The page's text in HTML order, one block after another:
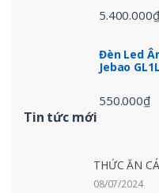
5.400.000₫
Đèn Led
Jebao
550.000₫
Tin tức mới
THỨC ĂN
08/07/2024